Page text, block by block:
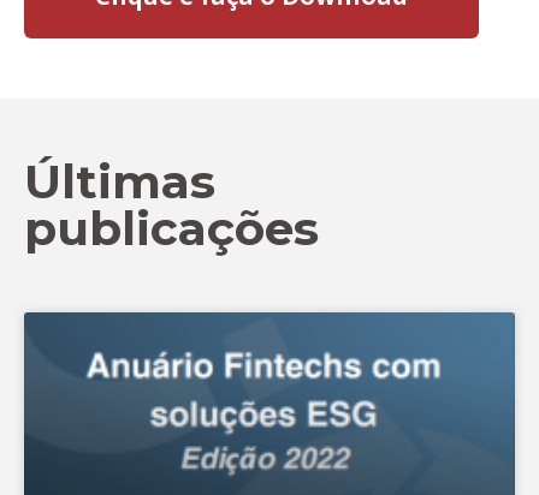
Últimas
publicações